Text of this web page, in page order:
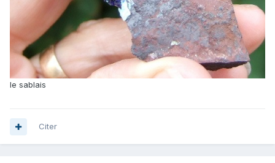
le sablais
Citer